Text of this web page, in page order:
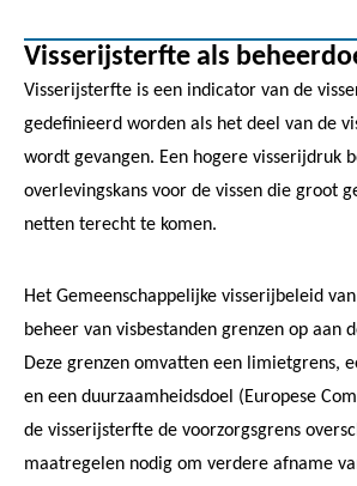
Visserijsterfte als
Visserijsterfte is een indicator van de
gedefinieerd worden als het deel van de
wordt gevangen. Een hogere visserijdruk
overlevingskans voor de vissen die groot
netten terecht te komen.
Het Gemeenschappelijke visserijbeleid
beheer van visbestanden grenzen op aan
Deze grenzen omvatten een limietgrens,
en een duurzaamheidsdoel (Europese
de visserijsterfte de voorzorgsgrens
maatregelen nodig om verdere afname